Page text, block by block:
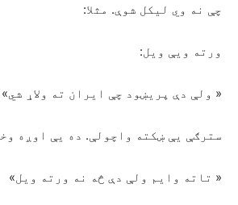
چې نه وي لیکل شوې. مثلا:
ورته ویې ویل:
« ولې دې پریښود چې ایران ته ولاړ شي»
سترګې یې ښکته واچولې. ده یې اوږه
« تاته وایم ولې دې څه نه ورته ویل»